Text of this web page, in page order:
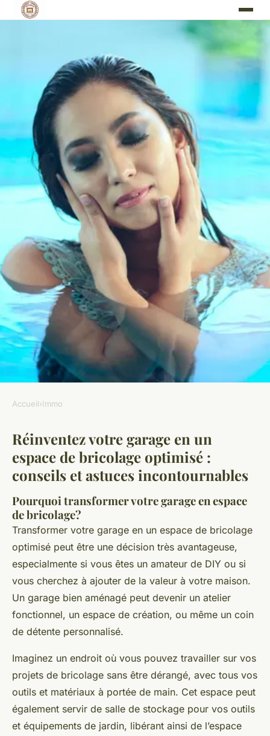
Réinventez votre garage en un
espace de bricolage optimisé :
conseils et astuces
incontournables
Maxime•14 mars 2025•5 min de lecture
Accueil›Immo
Réinventez votre garage en un
espace de bricolage optimisé :
conseils et astuces incontournables
Pourquoi transformer votre garage en espace
de bricolage?
Transformer votre garage en un espace de bricolage
optimisé peut être une décision très avantageuse,
especialmente si vous êtes un amateur de DIY ou si
vous cherchez à ajouter de la valeur à votre maison.
Un garage bien aménagé peut devenir un atelier
fonctionnel, un espace de création, ou même un coin
de détente personnalisé.
Imaginez un endroit où vous pouvez travailler sur vos
projets de bricolage sans être dérangé, avec tous vos
outils et matériaux à portée de main. Cet espace peut
également servir de salle de stockage pour vos outils
et équipements de jardin, libérant ainsi de l’espace